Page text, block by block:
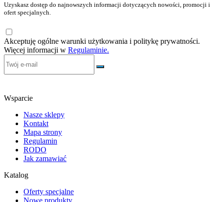
Uzyskasz dostęp do najnowszych informacji dotyczących nowości, promocji i
ofert specjalnych.
Akceptuję ogólne warunki użytkowania i politykę prywatności.
Więcej informacji w Regulaminie.
Wsparcie
Nasze sklepy
Kontakt
Mapa strony
Regulamin
RODO
Jak zamawiać
Katalog
Oferty specjalne